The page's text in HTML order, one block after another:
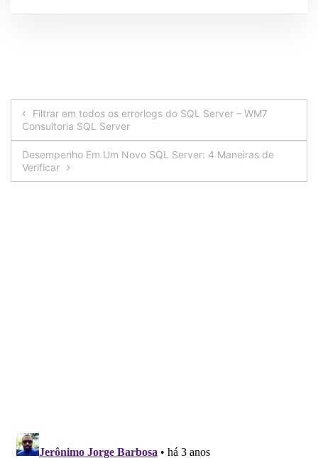
Navegação
de
Post
Filtrar em todos os errorlogs do SQL Server – WM7
Consultoria SQL Server
Desempenho Em Um Novo SQL Server: 4 Maneiras de
Verificar